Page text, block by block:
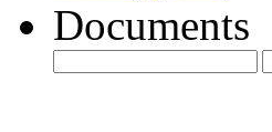
Documents